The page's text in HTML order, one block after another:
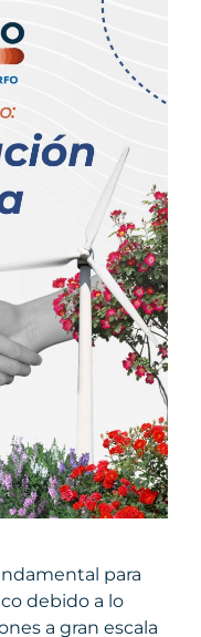
para
debido a lo
a gran escala